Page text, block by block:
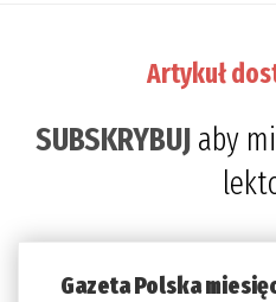
Artykuł
SUBSKRYBUJ aby
Gazeta Polska